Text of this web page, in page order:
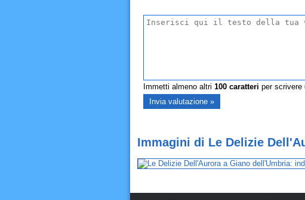
Immetti almeno altri 100caratteri per scrivere
Immagini di Le Delizie